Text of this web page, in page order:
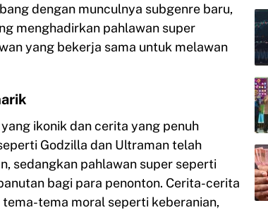
dengan munculnya subgenre baru,
menghadirkan pahlawan super
yang bekerja sama untuk melawan
ikonik dan cerita yang penuh
Godzilla dan Ultraman telah
sedangkan pahlawan super seperti
bagi para penonton. Cerita-cerita
tema moral seperti keberanian,